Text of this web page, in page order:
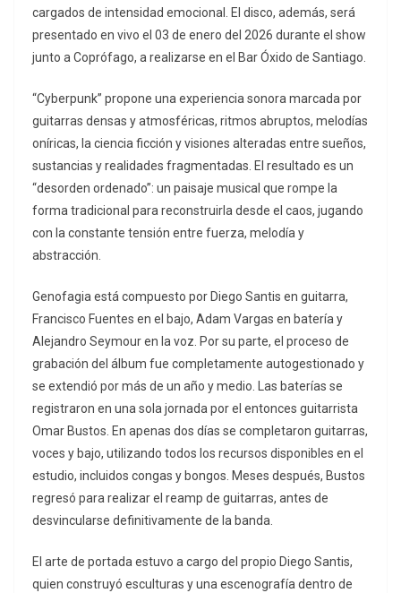
cargados de intensidad emocional. El disco, además, será
presentado en vivo el 03 de enero del 2026 durante el show
junto a Coprófago, a realizarse en el Bar Óxido de Santiago.
“Cyberpunk” propone una experiencia sonora marcada por
guitarras densas y atmosféricas, ritmos abruptos, melodías
oníricas, la ciencia ficción y visiones alteradas entre sueños,
sustancias y realidades fragmentadas. El resultado es un
“desorden ordenado”: un paisaje musical que rompe la
forma tradicional para reconstruirla desde el caos, jugando
con la constante tensión entre fuerza, melodía y
abstracción.
Genofagia está compuesto por Diego Santis en guitarra,
Francisco Fuentes en el bajo, Adam Vargas en batería y
Alejandro Seymour en la voz. Por su parte, el proceso de
grabación del álbum fue completamente autogestionado y
se extendió por más de un año y medio. Las baterías se
registraron en una sola jornada por el entonces guitarrista
Omar Bustos. En apenas dos días se completaron guitarras,
voces y bajo, utilizando todos los recursos disponibles en el
estudio, incluidos congas y bongos. Meses después, Bustos
regresó para realizar el reamp de guitarras, antes de
desvincularse definitivamente de la banda.
El arte de portada estuvo a cargo del propio Diego Santis,
quien construyó esculturas y una escenografía dentro de